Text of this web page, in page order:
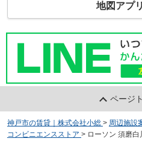
地図アプ
ページ
神戸市の賃貸｜株式会社小総 > 周辺施設
コンビニエンスストア > ローソン 須磨